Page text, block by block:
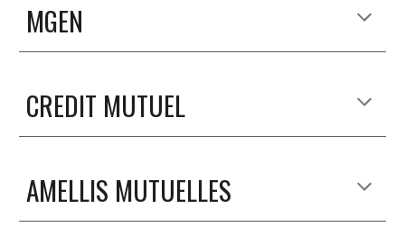
MGEN
CREDIT MUTUEL
AMELLIS MUTUELLES